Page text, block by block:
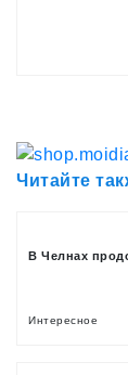
Читайте
В Челнах
Интересное